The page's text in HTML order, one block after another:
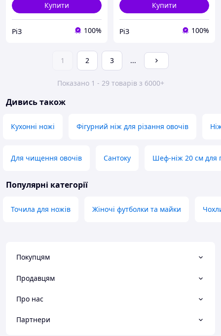
Купити
РіЗ 100%
Купити
РіЗ 100%
1 2 3 ...
Показано 1 - 29 товарів з 6000+
Дивись також
Кухонні ножі Фігурний ніж для різання овочів
Для чищення овочів Сантоку Шеф-ніж 20 см для
Популярні категорії
Точила для ножів Жіночі футболки та майки
Покупцям
Продавцям
Про нас
Партнери